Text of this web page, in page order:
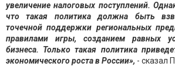
увеличение налоговых поступлений.
что такая политика должна быть
точечной поддержки региональных
правилами игры, созданием равных
бизнеса. Только такая политика
экономического роста в России», - сказал